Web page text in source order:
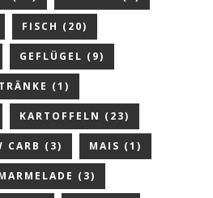
FISCH (20)
GEFLÜGEL (9)
(1)
KARTOFFELN (23)
CARB (3) MAIS (1)
(3)